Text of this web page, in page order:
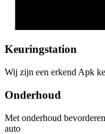
Keuringstation
Wij zijn een erkend Apk
Onderhoud
Met onderhoud
auto